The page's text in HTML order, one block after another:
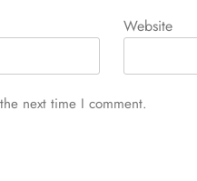
Website
next time I comment.